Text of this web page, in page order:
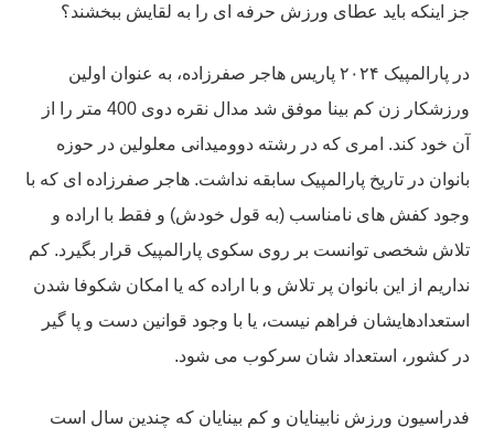
جز اینکه باید عطای ورزش حرفه ای را به لقایش ببخشند؟
در پارالمپیک ۲۰۲۴ پاریس هاجر صفرزاده، به عنوان اولین
ورزشکار زن کم بینا موفق شد مدال نقره دوی 400 متر را از
آن خود کند. امری که در رشته دوومیدانی معلولین در حوزه
بانوان در تاریخ پارالمپیک سابقه نداشت. هاجر صفرزاده ای که با
وجود کفش های نامناسب (به قول خودش) و فقط با اراده و
تلاش شخصی توانست بر روی سکوی پارالمپیک قرار بگیرد. کم
نداریم از این بانوان پر تلاش و با اراده که یا امکان شکوفا شدن
استعدادهایشان فراهم نیست، یا با وجود قوانین دست و پا گیر
در کشور، استعداد شان سرکوب می شود.
فدراسیون ورزش نابینایان و کم بینایان که چندین سال است